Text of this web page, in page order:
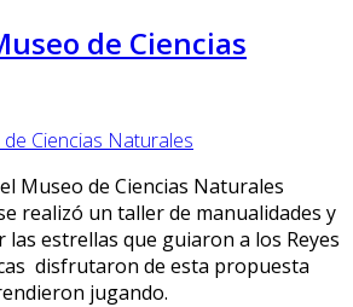
de Ciencias
Museo de Ciencias Naturales
realizó un taller de manualidades y
las estrellas que guiaron a los Reyes
disfrutaron de esta propuesta
jugando.